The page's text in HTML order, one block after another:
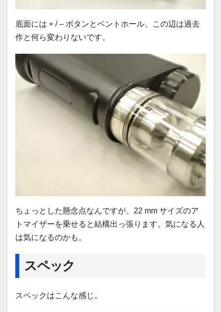
底面には + / – ボタンとベントホール。この辺は過去
作と何ら変わりないです。
ちょっとした懸念点なんですが、22 mm サイズのア
トマイザーを乗せると結構出っ張ります。気になる人
は気になるのかも。
スペック
スペックはこんな感じ。